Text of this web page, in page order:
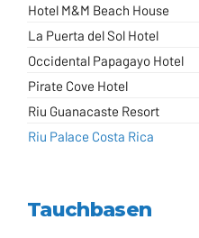
Hotel M&M Beach House
La Puerta del Sol Hotel
Occidental Papagayo Hotel
Pirate Cove Hotel
Riu Guanacaste Resort
Riu Palace Costa Rica
Tauchbasen